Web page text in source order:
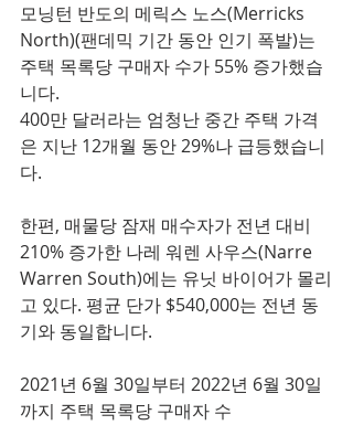
모닝턴 반도의 메릭스 노스(Merricks
North)(팬데믹 기간 동안 인기 폭발)는
주택 목록당 구매자 수가 55% 증가했습
니다.
400만 달러라는 엄청난 중간 주택 가격
은 지난 12개월 동안 29%나 급등했습니
다.
한편, 매물당 잠재 매수자가 전년 대비
210% 증가한 나레 워렌 사우스(Narre
Warren South)에는 유닛 바이어가 몰리
고 있다. 평균 단가 $540,000는 전년 동
기와 동일합니다.
2021년 6월 30일부터 2022년 6월 30일
까지 주택 목록당 구매자 수